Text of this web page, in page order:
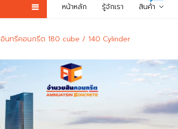
หน้าหลัก รู้จักเรา สินค้า
อินทรีคอนกรีต 180 cube / 140 Cylinder